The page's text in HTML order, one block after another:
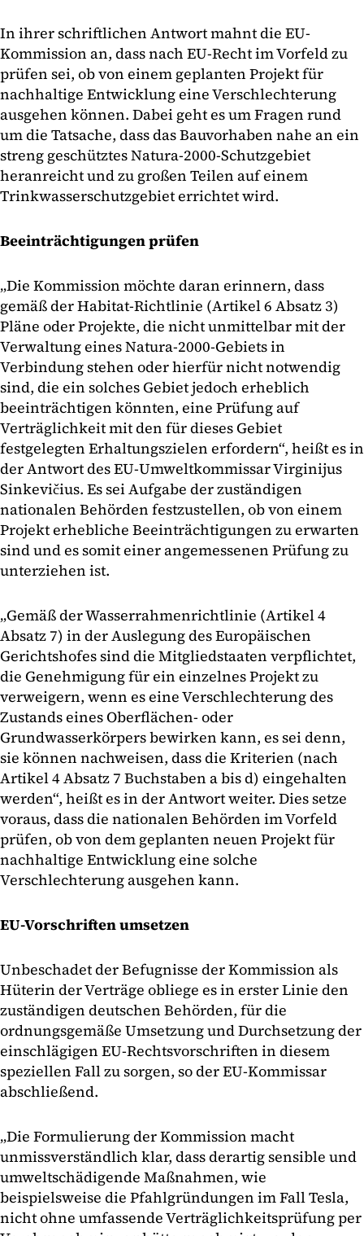
In ihrer schriftlichen Antwort mahnt die EU-
Kommission an, dass nach EU-Recht im Vorfeld zu
prüfen sei, ob von einem geplanten Projekt für
nachhaltige Entwicklung eine Verschlechterung
ausgehen können. Dabei geht es um Fragen rund
um die Tatsache, dass das Bauvorhaben nahe an ein
streng geschütztes Natura-2000-Schutzgebiet
heranreicht und zu großen Teilen auf einem
Trinkwasserschutzgebiet errichtet wird.
Beeinträchtigungen prüfen
„Die Kommission möchte daran erinnern, dass
gemäß der Habitat-Richtlinie (Artikel 6 Absatz 3)
Pläne oder Projekte, die nicht unmittelbar mit der
Verwaltung eines Natura-2000-Gebiets in
Verbindung stehen oder hierfür nicht notwendig
sind, die ein solches Gebiet jedoch erheblich
beeinträchtigen könnten, eine Prüfung auf
Verträglichkeit mit den für dieses Gebiet
festgelegten Erhaltungszielen erfordern“, heißt es in
der Antwort des EU-Umweltkommissar Virginijus
Sinkevičius. Es sei Aufgabe der zuständigen
nationalen Behörden festzustellen, ob von einem
Projekt erhebliche Beeinträchtigungen zu erwarten
sind und es somit einer angemessenen Prüfung zu
unterziehen ist.
„Gemäß der Wasserrahmenrichtlinie (Artikel 4
Absatz 7) in der Auslegung des Europäischen
Gerichtshofes sind die Mitgliedstaaten verpflichtet,
die Genehmigung für ein einzelnes Projekt zu
verweigern, wenn es eine Verschlechterung des
Zustands eines Oberflächen- oder
Grundwasserkörpers bewirken kann, es sei denn,
sie können nachweisen, dass die Kriterien (nach
Artikel 4 Absatz 7 Buchstaben a bis d) eingehalten
werden“, heißt es in der Antwort weiter. Dies setze
voraus, dass die nationalen Behörden im Vorfeld
prüfen, ob von dem geplanten neuen Projekt für
nachhaltige Entwicklung eine solche
Verschlechterung ausgehen kann.
EU-Vorschriften umsetzen
Unbeschadet der Befugnisse der Kommission als
Hüterin der Verträge obliege es in erster Linie den
zuständigen deutschen Behörden, für die
ordnungsgemäße Umsetzung und Durchsetzung der
einschlägigen EU-Rechtsvorschriften in diesem
speziellen Fall zu sorgen, so der EU-Kommissar
abschließend.
„Die Formulierung der Kommission macht
unmissverständlich klar, dass derartig sensible und
umweltschädigende Maßnahmen, wie
beispielsweise die Pfahlgründungen im Fall Tesla,
nicht ohne umfassende Verträglichkeitsprüfung per